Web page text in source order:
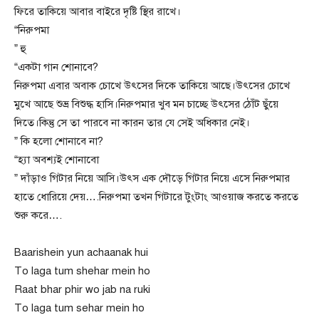
ফিরে তাকিয়ে আবার বাইরে দৃষ্টি স্থির রাখে।
“নিরুপমা
” হু
“একটা গান শোনাবে?
নিরুপমা এবার অবাক চোখে উৎসের দিকে তাকিয়ে আছে।উৎসের চোখে
মুখে আছে শুভ্র বিশুদ্ধ হাসি।নিরুপমার খুব মন চাচ্ছে উৎসের ঠোঁট ছুঁয়ে
দিতে।কিন্তু সে তা পারবে না কারন তার যে সেই অধিকার নেই।
” কি হলো শোনাবে না?
“হ্যা অবশ্যই শোনাবো
” দাঁড়াও গিটার নিয়ে আসি।উৎস এক দৌড়ে গিটার নিয়ে এসে নিরুপমার
হাতে ধোরিয়ে দেয়….নিরুপমা তখন গিটারে টুংটাং আওয়াজ করতে করতে
শুরু করে….
Baarishein yun achaanak hui
To laga tum shehar mein ho
Raat bhar phir wo jab na ruki
To laga tum sehar mein ho